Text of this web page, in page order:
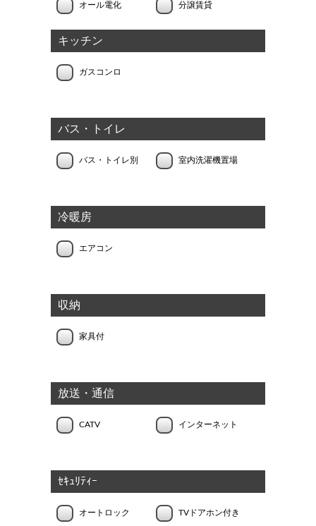
オール電化 分譲賃貸
キッチン
ガスコンロ
バス・トイレ
バス・トイレ別 室内洗濯機置場
冷暖房
エアコン
収納
家具付
放送・通信
CATV インターネット
ｾｷｭﾘﾃｨｰ
オートロック TVドアホン付き